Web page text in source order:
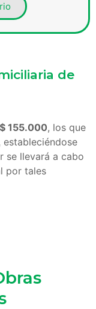
de
$ 155.000, los que
estableciéndose
se llevará a cabo
por tales